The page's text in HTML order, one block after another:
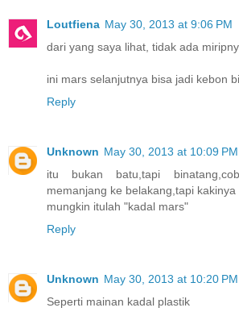
Loutfiena May 30, 2013 at 9:06 PM
dari yang saya lihat, tidak ada
ini mars selanjutnya bisa jadi kebon
Reply
Unknown May 30, 2013 at 10:09 PM
itu bukan batu,tapi
memanjang ke belakang,tapi
mungkin itulah "kadal mars"
Reply
Unknown May 30, 2013 at 10:20 PM
Seperti mainan kadal plastik